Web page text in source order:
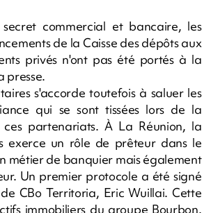
commercial et bancaire, les
de la Caisse des dépôts aux
privés n'ont pas été portés à la
presse.
s'accorde toutefois à saluer les
qui se sont tissées lors de la
ces partenariats. À La Réunion, la
exerce un rôle de prêteur dans le
métier de banquier mais également
Un premier protocole a été signé
CBo Territoria, Eric Wuillai. Cette
immobiliers du groupe Bourbon.